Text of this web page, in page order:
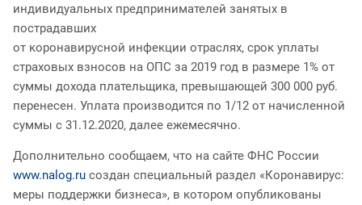
индивидуальных предпринимателей занятых в
пострадавших
от коронавирусной инфекции отраслях, срок уплаты
страховых взносов на ОПС за 2019 год в размере 1% от
суммы дохода плательщика, превышающей 300 000 руб.
перенесен. Уплата производится по 1/12 от начисленной
суммы с 31.12.2020, далее ежемесячно.
Дополнительно сообщаем, что на сайте ФНС России
www.nalog.ru создан специальный раздел «Коронавирус:
меры поддержки бизнеса», в котором опубликованы